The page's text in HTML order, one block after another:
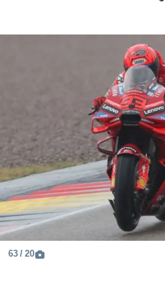
20 / 63